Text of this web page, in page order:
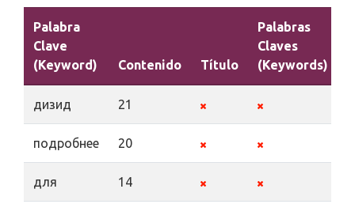
Palabra
Clave
(Keyword)
Contenido Título
Palabras
Claves
(Keywords)
дизид 21
подробнее 20
для 14